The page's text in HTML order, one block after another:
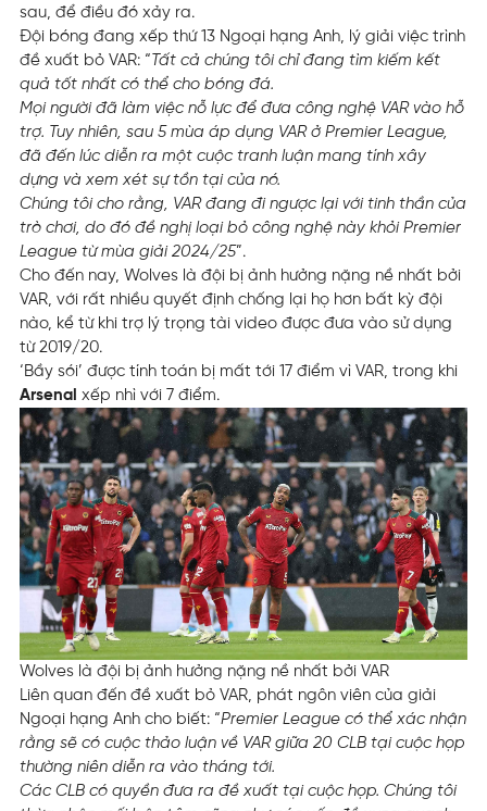
sau, để điều đó xảy ra.
Đội bóng đang xếp thứ 13 Ngoại hạng Anh, lý giải việc trình
đề xuất bỏ VAR: “ Tất cả chúng tôi chỉ đang tìm kiếm kết
quả tốt nhất có thể cho bóng đá.
Mọi người đã làm việc nỗ lực để đưa công nghệ VAR vào hỗ
trợ. Tuy nhiên, sau 5 mùa áp dụng VAR ở Premier League,
đã đến lúc diễn ra một cuộc tranh luận mang tính xây
dựng và xem xét sự tồn tại của nó.
Chúng tôi cho rằng, VAR đang đi ngược lại với tinh thần của
trò chơi, do đó đề nghị loại bỏ công nghệ này khỏi Premier
League từ mùa giải 2024/25”.
Cho đến nay, Wolves là đội bị ảnh hưởng nặng nề nhất bởi
VAR, với rất nhiều quyết định chống lại họ hơn bất kỳ đội
nào, kể từ khi trợ lý trọng tài video được đưa vào sử dụng
từ 2019/20.
‘Bầy sói’ được tính toán bị mất tới 17 điểm vì VAR, trong khi
Arsenal xếp nhì với 7 điểm.
Wolves là đội bị ảnh hưởng nặng nề nhất bởi VAR
Liên quan đến đề xuất bỏ VAR, phát ngôn viên của giải
Ngoại hạng Anh cho biết: “Premier League có thể xác nhận
rằng sẽ có cuộc thảo luận về VAR giữa 20 CLB tại cuộc họp
thường niên diễn ra vào tháng tới.
Các CLB có quyền đưa ra đề xuất tại cuộc họp. Chúng tôi